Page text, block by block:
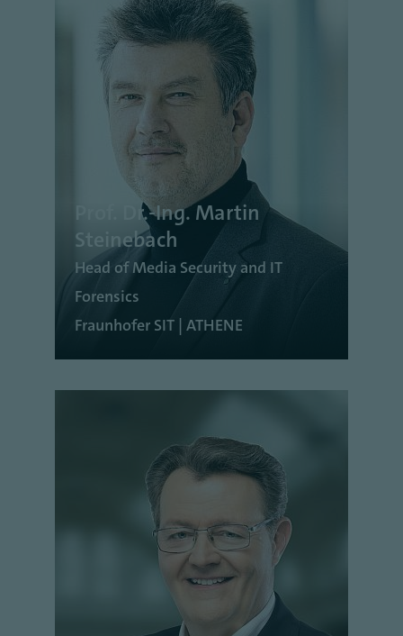
Prof. Dr.-Ing. Martin
Steinebach
Head of Media Security and IT
Forensics
Fraunhofer SIT | ATHENE